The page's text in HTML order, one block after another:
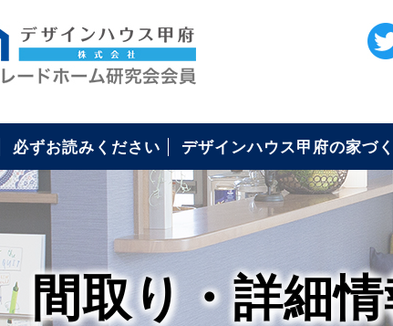
必ずお読みください デザインハウス甲府の家づ
構造・仕様について
4つの高性能
安心の保証制度
住まいづくりの流れ
コミコミ価格について
住宅ローンFPでできること
間取り・詳細